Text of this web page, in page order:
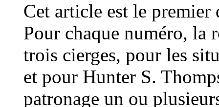
Cet article est le premier
Pour chaque numéro, la
trois cierges, pour les
et pour Hunter S.
patronage un ou